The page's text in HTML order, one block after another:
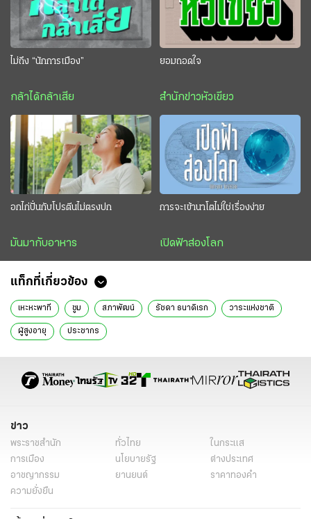
ไม่ถึง “นักการเมือง”
กล้าได้กล้าเสีย
ยอมถอดใจ
สำนักข่าวหัวเขียว
อกไก่ปั่นกับโปรตีนไม่ตรงปก
มันมากับอาหาร
การจะเข้านาโตไม่ใช่เรื่องง่าย
เปิดฟ้าส่องโลก
แท็กที่เกี่ยวข้อง
เหะหะพาที ซูม สภาพัฒน์ รัชดา ธนาดิเรก วาระแห่งชาติ
ผู้สูงอายุ ประชากร
ข่าว
พระราชสำนัก ทั่วไทย
ในกระแส
การเมือง
นโยบายรัฐ
ต่างประเทศ
อาชญากรรม
ยานยนต์
ราคาทองคำ
ความยั่งยืน